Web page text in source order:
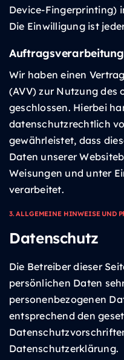
Device-Fingerprinting)
Die Einwilligung ist
Auftragsverarbeitung
Wir haben einen
(AVV) zur Nutzung des
geschlossen. Hierbei
datenschutzrechtlich
gewährleistet, dass
Daten unserer
Weisungen und unter
verarbeitet.
3. ALLGEMEINE HINWEISE UND
Datenschutz
Die Betreiber dieser
persönlichen Daten
personenbezogenen
entsprechend den
Datenschutzerklärung.